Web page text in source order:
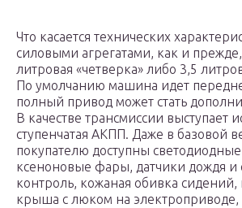
Что касается технических
силовыми агрегатами, как и
литровая «четверка» либо 3,5
По умолчанию машина идет
полный привод может стать
В качестве трансмиссии выступает
ступенчатая АКПП. Даже в базовой
покупателю доступны
ксеноновые фары, датчики дождя и
контроль, кожаная обивка сидений,
крыша с люком на электроприводе,